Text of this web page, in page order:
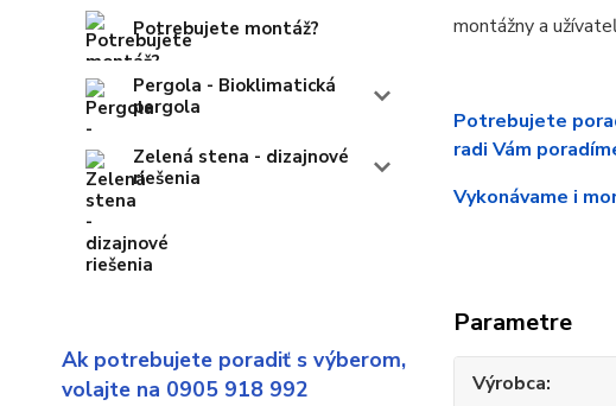
Potrebujete montáž?
Pergola - Bioklimatická
pergola
Zelená stena - dizajnové
riešenia
Ak potrebujete poradiť s výberom,
volajte na 0905 918 992
montážny a
Potrebujete
radi Vám
Vykonávame i
Parametre
Výrobca